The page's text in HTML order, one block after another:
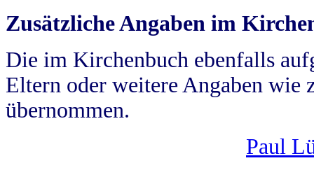
Zusätzliche Angaben im
Die im Kirchenbuch ebenfalls
Eltern oder weitere Angaben wie
übernommen.
Paul